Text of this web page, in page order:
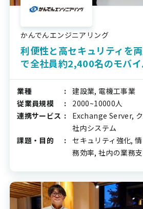
かんでんエンジニアリング
利便性と高セキュリティを
で全社員約2,400名のモバ
業種
建設業, 電機工事業
従業員規模
2000~10000人
連携サービス
Exchange Server,
社内システム
課題・目的
セキュリティ強化,
務効率, 社内の業務